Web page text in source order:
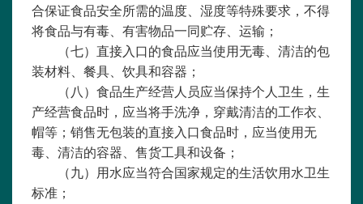
合保证食品安全所需的温度、湿度等特殊要求，不得
将食品与有毒、有害物品一同贮存、运输；
（七）直接入口的食品应当使用无毒、清洁的包
装材料、餐具、饮具和容器；
（八）食品生产经营人员应当保持个人卫生，生
产经营食品时，应当将手洗净，穿戴清洁的工作衣、
帽等；销售无包装的直接入口食品时，应当使用无
毒、清洁的容器、售货工具和设备；
（九）用水应当符合国家规定的生活饮用水卫生
标准；